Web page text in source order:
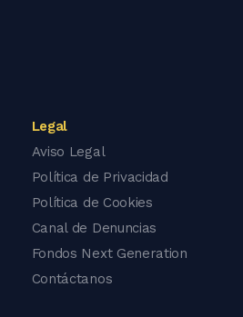
Legal
Aviso Legal
Política de Privacidad
Política de Cookies
Canal de Denuncias
Fondos Next Generation
Contáctanos